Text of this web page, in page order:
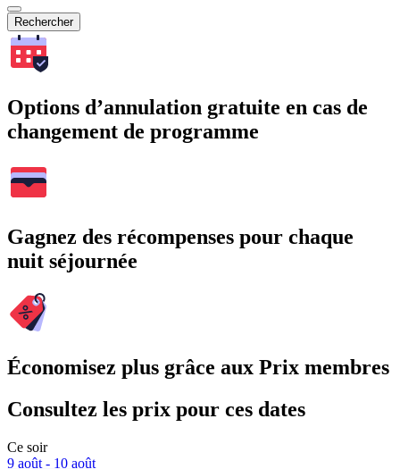
Rechercher
Options d’annulation gratuite en cas de
changement de programme
Gagnez des récompenses pour chaque
nuit séjournée
Économisez plus grâce aux Prix membres
Consultez les prix pour ces dates
Ce soir
9 août - 10 août